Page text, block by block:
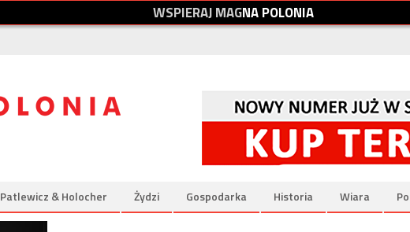
WSPIERAJMAGNAPOLONIA
Patlewicz & Holocher Żydzi Gospodarka Historia Wiara